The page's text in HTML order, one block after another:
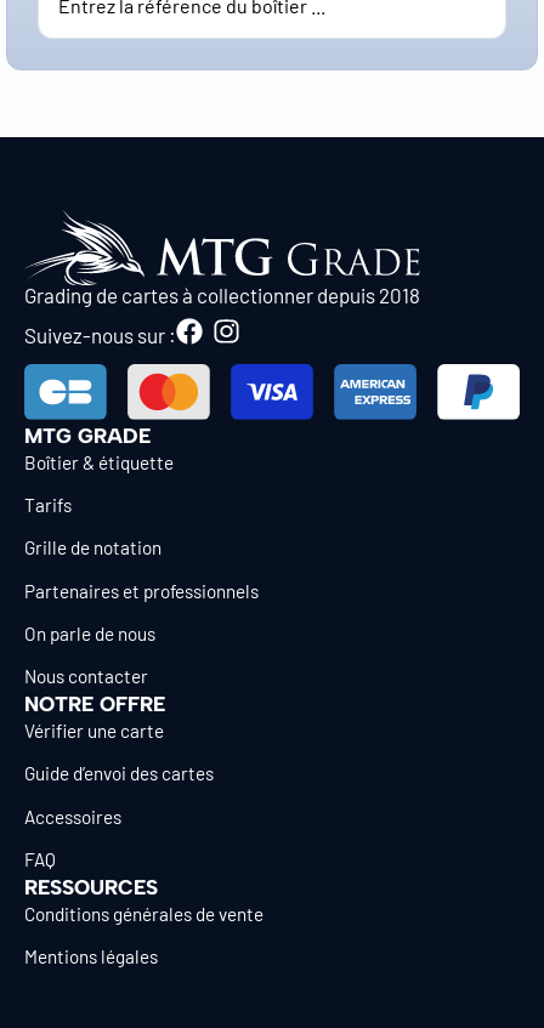
Grading de cartes à collectionner depuis 2018
Suivez-nous sur :
MTG GRADE
Boîtier & étiquette
Tarifs
Grille de notation
Partenaires et professionnels
On parle de nous
Nous contacter
NOTRE OFFRE
Vérifier une carte
Guide d’envoi des cartes
Accessoires
FAQ
RESSOURCES
Conditions générales de vente
Mentions légales